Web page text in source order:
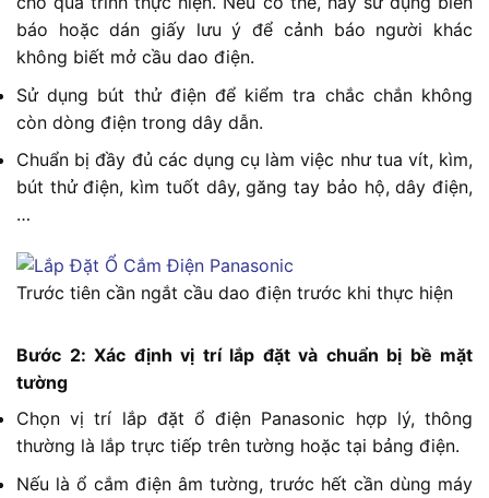
báo hoặc dán giấy lưu ý để cảnh báo người khác
không biết mở cầu dao điện.
Sử dụng bút thử điện để kiểm tra chắc chắn không
còn dòng điện trong dây dẫn.
Chuẩn bị đầy đủ các dụng cụ làm việc như tua vít, kìm,
bút thử điện, kìm tuốt dây, găng tay bảo hộ, dây điện,
…
Trước tiên cần ngắt cầu dao điện trước khi thực hiện
Bước 2: Xác định vị trí lắp đặt và chuẩn bị bề mặt
tường
Chọn vị trí lắp đặt ổ điện Panasonic hợp lý, thông
thường là lắp trực tiếp trên tường hoặc tại bảng điện.
Nếu là ổ cắm điện âm tường, trước hết cần dùng máy